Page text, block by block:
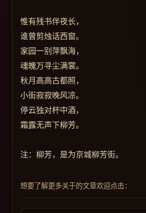
惟有残书伴夜长，
谁曾剪烛话西窗。
家园一别萍飘海，
魂魄万寻尘满裳。
秋月高高古都照，
小街寂寂晚风凉。
停云独对杯中酒，
霜露无声下柳芳。
注：柳芳，是为京城柳芳街。
想要了解更多关于的文章欢迎点击：